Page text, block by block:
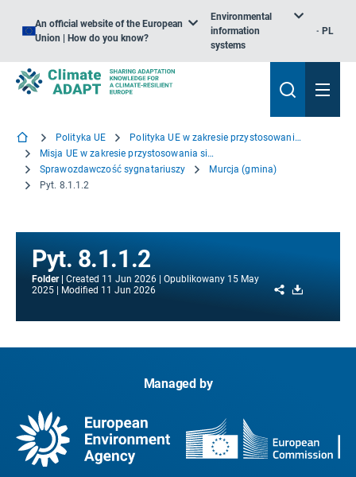
An official website of the European
Union | How do you know?
Environmental
information
systems
PL
Polityka UE
Polityka UE w zakresie przystosowania się do zmiany klimatu
Misja UE w zakresie przystosowania się do zmiany klimatu
Sprawozdawczość sygnatariuszy
Murcja (gmina)
Pyt. 8.1.1.2
Pyt. 8.1.1.2
Folder Created 11 Jun 2026 Opublikowany 15 May
2025
Modified 11 Jun 2026 Share
Managed by